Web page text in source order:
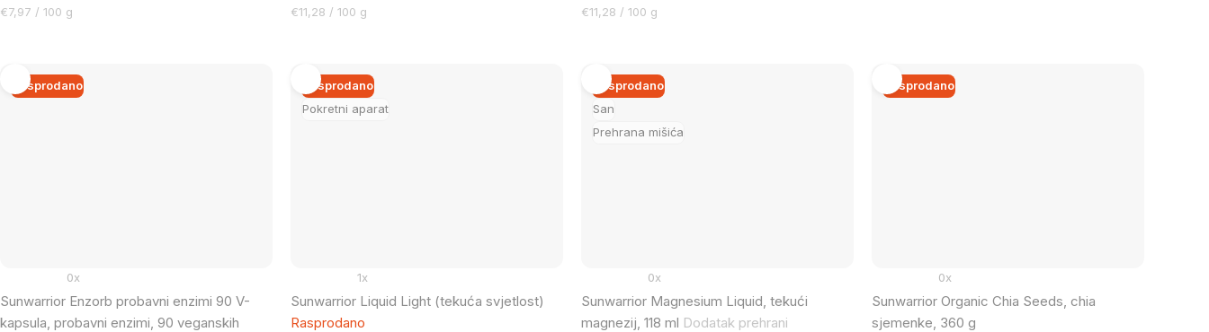
Cijena
€7,97 / 100 g
Cijena
€11,28 / 100 g
Cijena
€11,28 / 100 g
Rasprodano
Sunwarrior Enzorb probavni enzimi 90 V-
kapsula, probavni enzimi, 90 veganskih
0x
Pokretni aparat
Rasprodano
Sunwarrior Liquid Light (tekuća svjetlost)
1x
Rasprodano
San
Prehrana mišića
Rasprodano
Sunwarrior Magnesium Liquid, tekući
magnezij, 118 ml Dodatak prehrani
0x
Rasprodano
Sunwarrior Organic Chia Seeds, chia
sjemenke, 360 g
0x